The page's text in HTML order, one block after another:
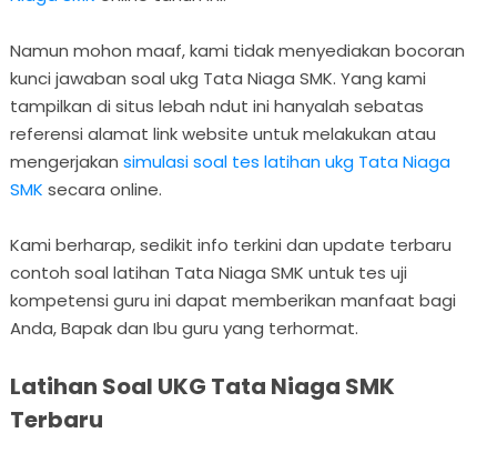
Namun mohon maaf, kami tidak menyediakan bocoran
kunci jawaban soal ukg Tata Niaga SMK. Yang kami
tampilkan di situs lebah ndut ini hanyalah sebatas
referensi alamat link website untuk melakukan atau
mengerjakan simulasi soal tes latihan ukg Tata Niaga
SMK secara online.
Kami berharap, sedikit info terkini dan update terbaru
contoh soal latihan Tata Niaga SMK untuk tes uji
kompetensi guru ini dapat memberikan manfaat bagi
Anda, Bapak dan Ibu guru yang terhormat.
Latihan Soal UKG Tata Niaga SMK
Terbaru